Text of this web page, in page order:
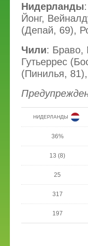
Нидерланды
Йонг,
(Депай, 69),
Чили: Браво,
Гутьеррес
(Пинилья,
НИДЕРЛАНДЫ
36%
13 (8)
25
317
197